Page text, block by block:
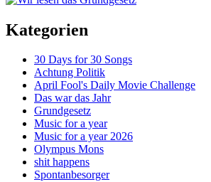
Kategorien
30 Days for 30 Songs
Achtung Politik
April Fool's Daily Movie Challenge
Das war das Jahr
Grundgesetz
Music for a year
Music for a year 2026
Olympus Mons
shit happens
Spontanbesorger